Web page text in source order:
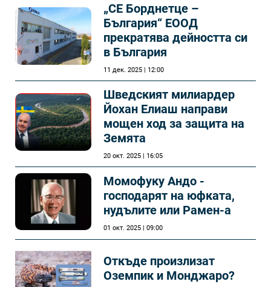
„СЕ Борднетце –
България“ ЕООД
прекратява дейността си
в България
11 дек. 2025 | 12:00
Шведският милиардер
Йохан Елиаш направи
мощен ход за защита на
Земята
20 окт. 2025 | 16:05
Момофуку Андо -
господарят на юфката,
нудълите или Рамен-а
01 окт. 2025 | 09:00
Откъде произлизат
Оземпик и Монджаро?